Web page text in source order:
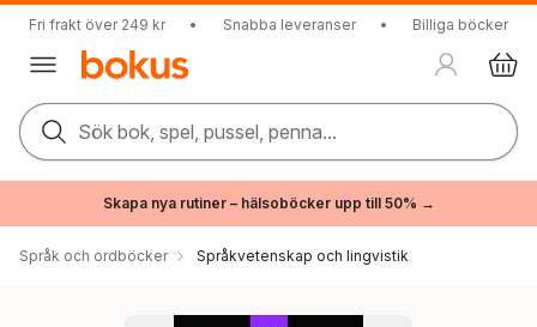
Fri frakt över 249 kr • Snabba leveranser • Billiga böcker
Sök bok, spel, pussel, penna...
Skapa nya rutiner – hälsoböcker upp till 50% →
Språk och ordböcker Språkvetenskap och lingvistik